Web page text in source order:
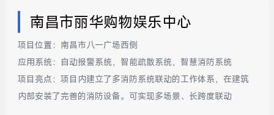
南昌市丽华购物娱乐中心
项目位置： 南昌市八一广场西侧
应用系统： 自动报警系统，智能疏散系统，智慧消防系统
项目亮点： 项目内建立了多消防系统联动的工作体系，在建筑
内部安装了完善的消防设备。可实现多场景、长跨度联动